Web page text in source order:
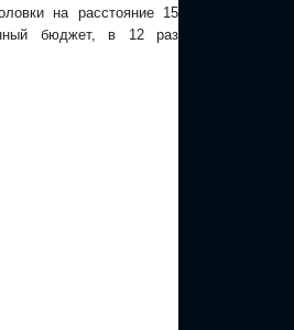
на расстояние 15
бюджет, в 12 раз